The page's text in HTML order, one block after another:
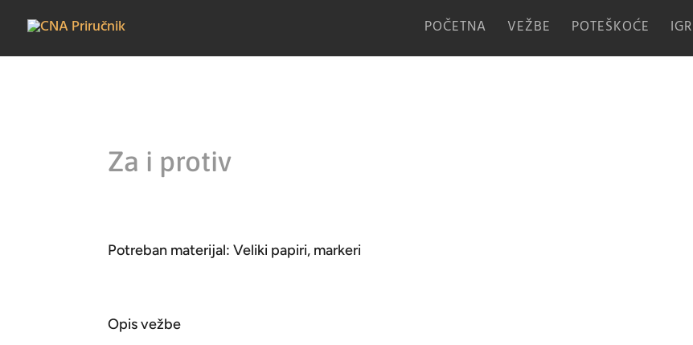
POČETNA VEŽBE POTEŠKOĆE
Za i protiv
Potreban materijal: Veliki papiri, markeri
Opis vežbe